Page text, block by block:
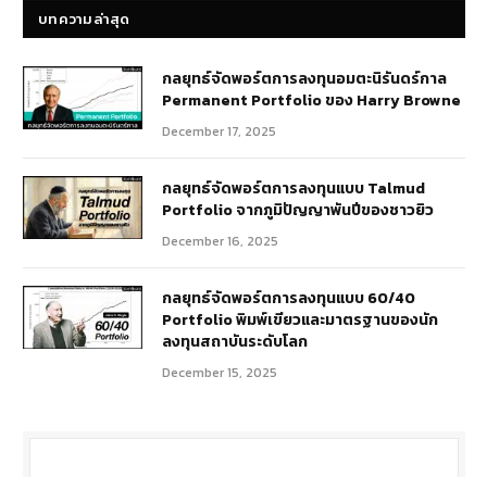
บทความล่าสุด
กลยุทธ์​จัดพอร์ตการลงทุนอมตะนิรันดร์กาล
Permanent Portfolio ของ Harry Browne
December 17, 2025
กลยุทธ์จัดพอร์ตการลงทุนแบบ Talmud
Portfolio จากภูมิปัญญาพันปีของชาวยิว
December 16, 2025
กลยุทธ์จัดพอร์ตการลงทุนแบบ 60/40
Portfolio พิมพ์เขียวและมาตรฐานของนัก
ลงทุนสถาบันระดับโลก
December 15, 2025